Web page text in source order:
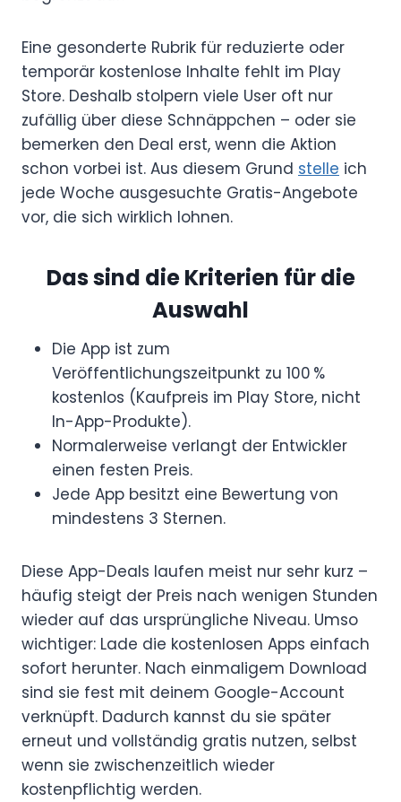
Eine gesonderte Rubrik für reduzierte oder
temporär kostenlose Inhalte fehlt im Play
Store. Deshalb stolpern viele User oft nur
zufällig über diese Schnäppchen – oder sie
bemerken den Deal erst, wenn die Aktion
schon vorbei ist. Aus diesem Grund stelle ich
jede Woche ausgesuchte Gratis-Angebote
vor, die sich wirklich lohnen.
Das sind die Kriterien für die
Auswahl
Die App ist zum
Veröffentlichungszeitpunkt zu 100 %
kostenlos (Kaufpreis im Play Store, nicht
In-App-Produkte).
Normalerweise verlangt der Entwickler
einen festen Preis.
Jede App besitzt eine Bewertung von
mindestens 3 Sternen.
Diese App-Deals laufen meist nur sehr kurz –
häufig steigt der Preis nach wenigen Stunden
wieder auf das ursprüngliche Niveau. Umso
wichtiger: Lade die kostenlosen Apps einfach
sofort herunter. Nach einmaligem Download
sind sie fest mit deinem Google-Account
verknüpft. Dadurch kannst du sie später
erneut und vollständig gratis nutzen, selbst
wenn sie zwischenzeitlich wieder
kostenpflichtig werden.